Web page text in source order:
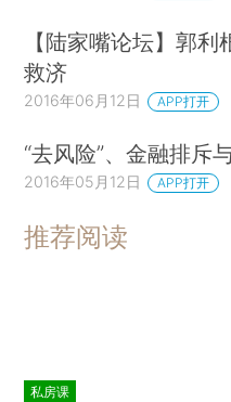
【陆家嘴论坛】郭
救济
2016年06月12日 APP打开
“去风险”、金融排斥
2016年05月12日 APP打开
推荐阅读
私房课